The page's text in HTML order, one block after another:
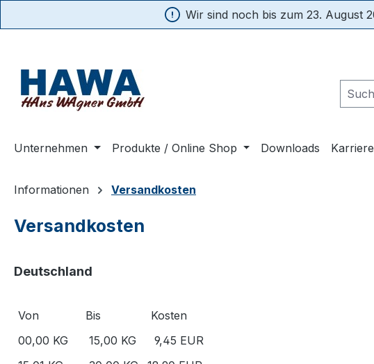
Zur Hauptnavigation springenWir sind noch bis zum 23. August
Unternehmen Produkte / Online Shop Downloads Karriere
Informationen Versandkosten
Versandkosten
Deutschland
Von Bis
Kosten
00,00 KG
15,00 KG
9,45 EUR